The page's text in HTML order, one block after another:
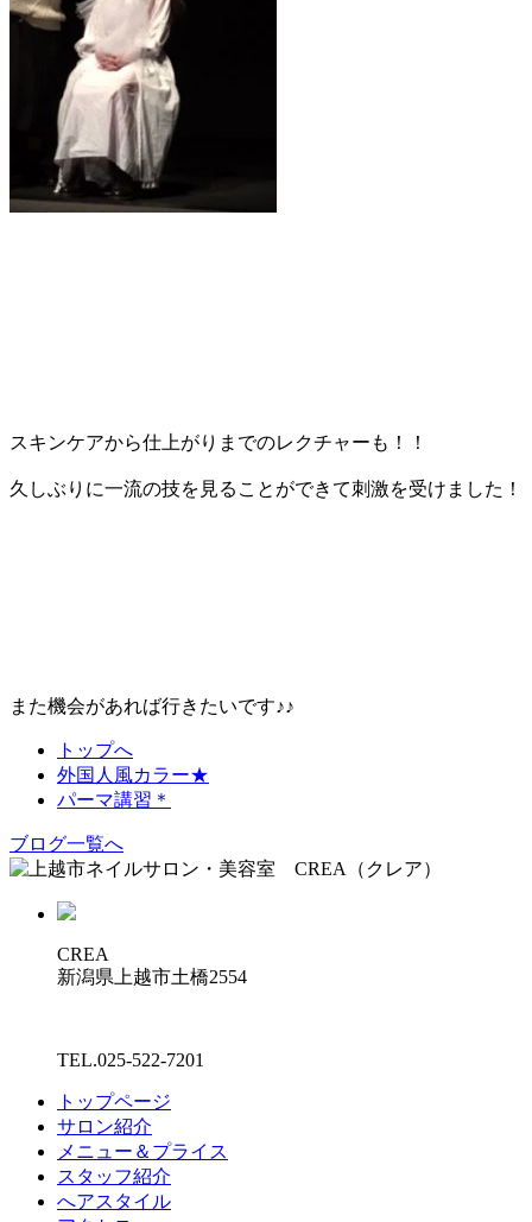
スキンケアから仕上がりまでのレクチャーも！！
久しぶりに一流の技を見ることができて刺激を受けました！
また機会があれば行きたいです♪♪
トップへ
外国人風カラー★
パーマ講習＊
ブログ一覧へ
CREA
新潟県上越市土橋2554
TEL.025-522-7201
トップページ
サロン紹介
メニュー＆プライス
スタッフ紹介
へアスタイル